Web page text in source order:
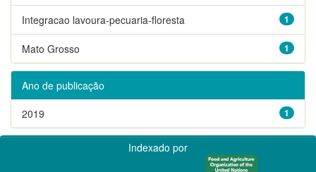
1
Integracao lavoura-pecuaria-floresta
1
Mato Grosso
Ano de publicação
1
2019
Indexado por